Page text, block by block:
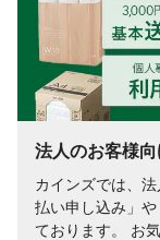
法人のお客様
カインズでは、
払い申し込み」
ております。 お